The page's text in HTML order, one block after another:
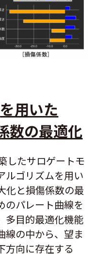
を用いた
数の最適化
したサロゲートモ
ルゴリズムを用い
化と損傷係数の最
のパレート曲線を
多目的最適化機能
線の中から、望ま
方向に存在する